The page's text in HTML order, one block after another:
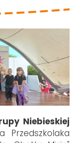
Niebieskiej
Przedszkolaka